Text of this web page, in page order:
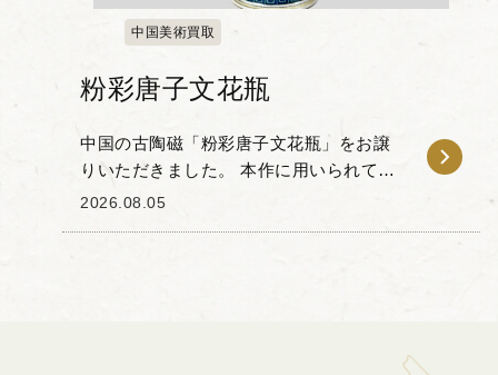
中国美術買取
粉彩唐子文花瓶
中国の古陶磁「粉彩唐子文花瓶」をお譲
りいただきました。 本作に用いられてい
る「粉彩」とは、焼成した純白の磁器に
2026.08.05